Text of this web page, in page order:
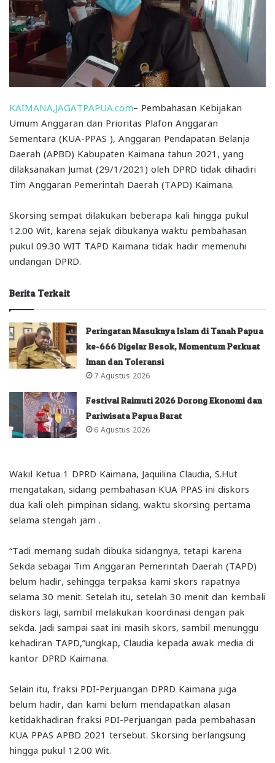
KAIMANA,JAGATPAPUA.com– Pembahasan Kebijakan
Umum Anggaran dan Prioritas Plafon Anggaran
Sementara (KUA-PPAS ), Anggaran Pendapatan Belanja
Daerah (APBD) Kabupaten Kaimana tahun 2021, yang
dilaksanakan Jumat (29/1/2021) oleh DPRD tidak dihadiri
Tim Anggaran Pemerintah Daerah (TAPD) Kaimana.
Skorsing sempat dilakukan beberapa kali hingga pukul
12.00 Wit, karena sejak dibukanya waktu pembahasan
pukul 09.30 WIT TAPD Kaimana tidak hadir memenuhi
undangan DPRD.
Berita Terkait
Peringatan Masuknya Islam di Tanah Papua
ke-666 Digelar Besok, Momentum Perkuat
Iman dan Toleransi
7 Agustus 2026
Festival Raimuti 2026 Dorong Ekonomi dan
Pariwisata Papua Barat
6 Agustus 2026
Wakil Ketua 1 DPRD Kaimana, Jaquilina Claudia, S.Hut
mengatakan, sidang pembahasan KUA PPAS ini diskors
dua kali oleh pimpinan sidang, waktu skorsing pertama
selama stengah jam .
“Tadi memang sudah dibuka sidangnya, tetapi karena
Sekda sebagai Tim Anggaran Pemerintah Daerah (TAPD)
belum hadir, sehingga terpaksa kami skors rapatnya
selama 30 menit. Setelah itu, setelah 30 menit dan kembali
diskors lagi, sambil melakukan koordinasi dengan pak
sekda. Jadi sampai saat ini masih skors, sambil menunggu
kehadiran TAPD,”ungkap, Claudia kepada awak media di
kantor DPRD Kaimana.
Selain itu, fraksi PDI-Perjuangan DPRD Kaimana juga
belum hadir, dan kami belum mendapatkan alasan
ketidakhadiran fraksi PDI-Perjuangan pada pembahasan
KUA PPAS APBD 2021 tersebut. Skorsing berlangsung
hingga pukul 12.00 Wit.